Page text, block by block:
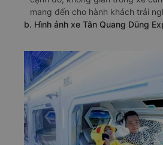
mang đến cho hành khách trải
b. Hình ảnh xe Tân Quang Dũng